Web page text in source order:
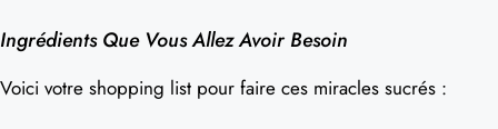
Ingrédients Que Vous Allez Avoir Besoin
Voici votre shopping list pour faire ces miracles sucrés :